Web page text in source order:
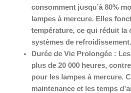
consomment jusqu’à 80%
lampes à mercure. Elles
température, ce qui réduit la
systèmes de refroidissement.
Durée de Vie Prolongée :
plus de 20 000 heures,
pour les lampes à mercure.
maintenance et les temps